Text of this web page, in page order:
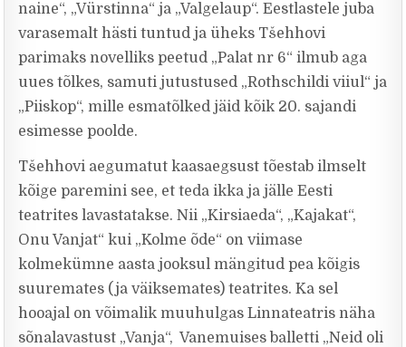
naine“, „Vürstinna“ ja „Valgelaup“. Eestlastele juba
varasemalt hästi tuntud ja üheks Tšehhovi
parimaks novelliks peetud „Palat nr 6“ ilmub aga
uues tõlkes, samuti jutustused „Rothschildi viiul“ ja
„Piiskop“, mille esmatõlked jäid kõik 20. sajandi
esimesse poolde.
Tšehhovi aegumatut kaasaegsust tõestab ilmselt
kõige paremini see, et teda ikka ja jälle Eesti
teatrites lavastatakse. Nii „Kirsiaeda“, „Kajakat“,
Onu Vanjat“ kui „Kolme õde“ on viimase
kolmekümne aasta jooksul mängitud pea kõigis
suuremates (ja väiksemates) teatrites. Ka sel
hooajal on võimalik muuhulgas Linnateatris näha
sõnalavastust „Vanja“, Vanemuises balletti „Neid oli